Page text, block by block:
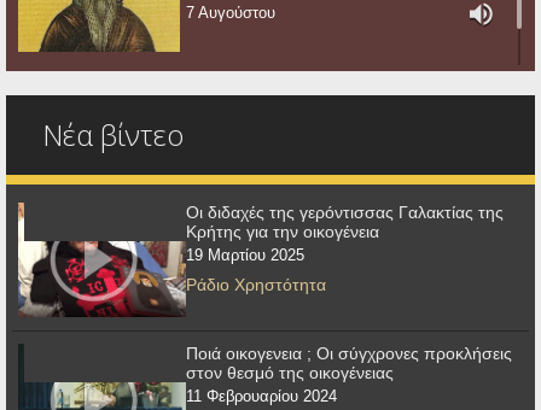
7 Αυγούστου
Νέα βίντεο
Οι διδαχές της γερόντισσας Γαλακτίας της
Κρήτης για την οικογένεια
19 Μαρτίου 2025
Ράδιο Χρηστότητα
Ποιά οικογενεια ; Οι σύγχρονες προκλήσεις
στον θεσμό της οικογένειας
11 Φεβρουαρίου 2024